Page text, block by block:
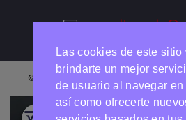
© 2026 ARGED TRENDY Todos
Necesitas
Chatea
Las cookies de este
brindarte un mejor
de usuario al navegar
así como ofrecerte